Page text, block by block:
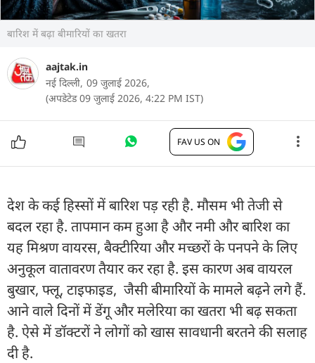
बारिश में बढ़ा बीमारियों का खतरा
aajtak.in
नई दिल्ली, 09 जुलाई 2026,
(अपडेटेड 09 जुलाई 2026, 4:22 PM IST)
FAV US ON
देश के कई हिस्सों में बारिश पड़ रही है. मौसम भी तेजी से
बदल रहा है. तापमान कम हुआ है और नमी और बारिश का
यह मिश्रण वायरस, बैक्टीरिया और मच्छरों के पनपने के लिए
अनुकूल वातावरण तैयार कर रहा है. इस कारण अब वायरल
बुखार, फ्लू, टाइफाइड, जैसी बीमारियों के मामले बढ़ने लगे हैं.
आने वाले दिनों में डेंगू और मलेरिया का खतरा भी बढ़ सकता
है. ऐसे में डॉक्टरों ने लोगों को खास सावधानी बरतने की सलाह
दी है.